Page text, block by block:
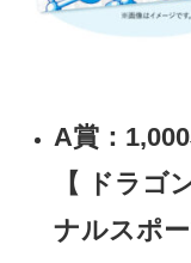
A賞：
【 ドラゴ
ナルスポー